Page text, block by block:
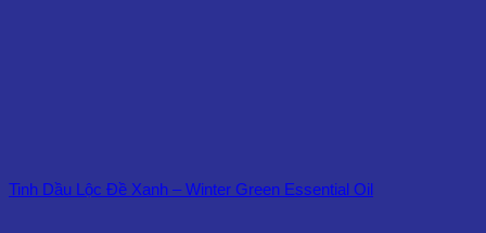
Tinh Dầu Lộc Đề Xanh – Winter Green Essential Oil